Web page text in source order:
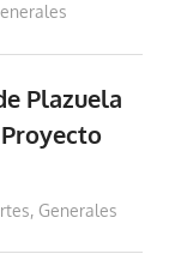
Plazuela
, Generales